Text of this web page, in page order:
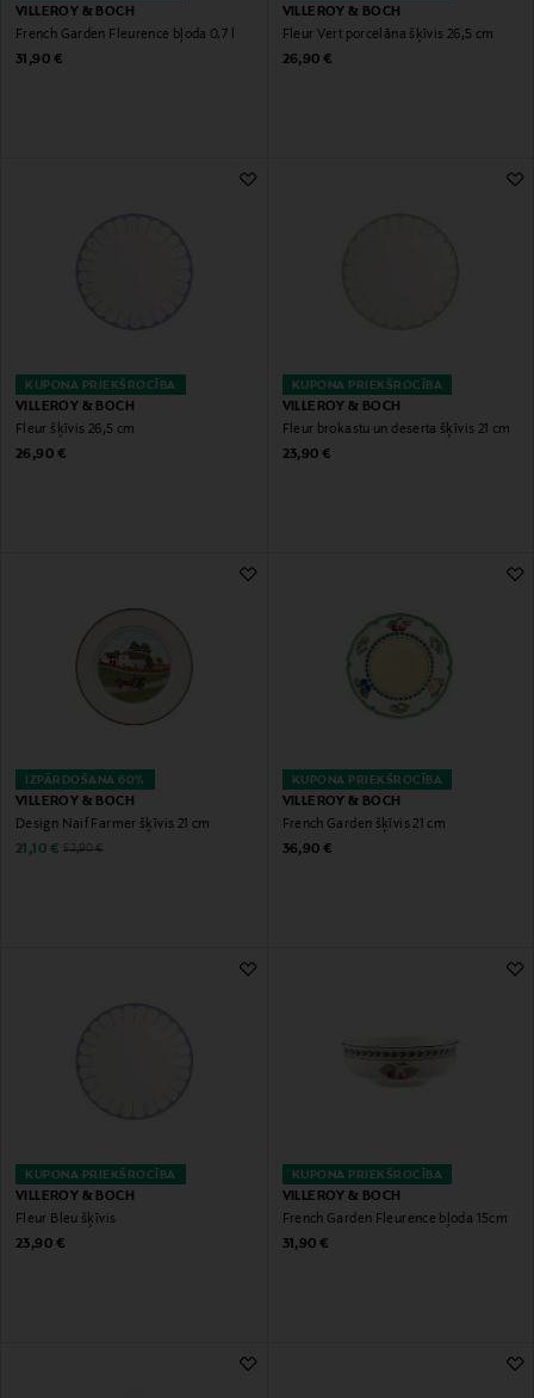
VILLEROY & BOCH
French Garden Fleurence bļoda 0.7 l
Original Price
31,90 €
VILLEROY & BOCH
Fleur Vert porcelāna šķīvis 26,5 cm
Original Price
26,90 €
KUPONA PRIEKŠROCĪBA
VILLEROY & BOCH
Fleur šķīvis 26,5 cm
Original Price
26,90 €
KUPONA PRIEKŠROCĪBA
VILLEROY & BOCH
Fleur brokastu un deserta šķīvis 21 cm
Original Price
23,90 €
IZPĀRDOŠANA 60%
VILLEROY & BOCH
Design Naif Farmer šķīvis 21 cm
Discounted Price
21,10 € Original Price
52,90 €
KUPONA PRIEKŠROCĪBA
VILLEROY & BOCH
French Garden šķīvis 21 cm
Original Price
36,90 €
KUPONA PRIEKŠROCĪBA
VILLEROY & BOCH
Fleur Bleu šķīvis
Original Price
23,90 €
KUPONA PRIEKŠROCĪBA
VILLEROY & BOCH
French Garden Fleurence bļoda 15cm
Original Price
31,90 €